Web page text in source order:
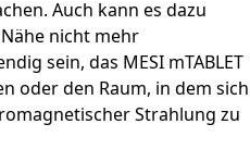
Auch kann es dazu
nicht mehr
sein, das MESI mTABLET
oder den Raum, in dem sich
Strahlung zu